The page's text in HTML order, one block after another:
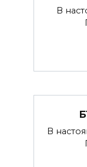
В
В